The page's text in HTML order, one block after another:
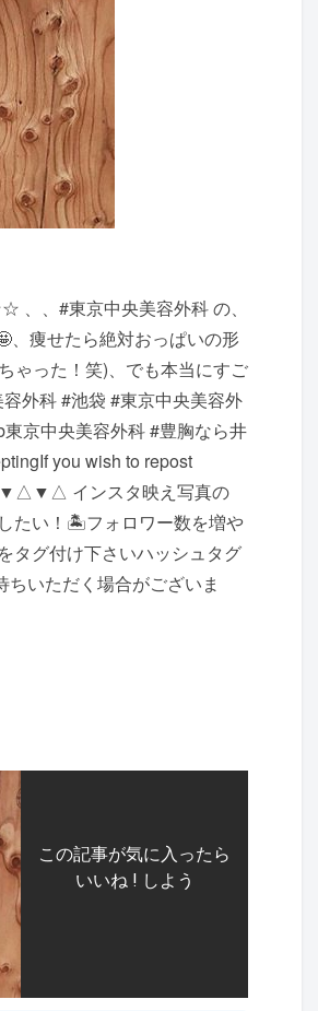
、、#東京中央美容外科 の、
、痩せたら絶対おっぱいの形
ゃった！笑)、でも本当にすご
外科 #池袋 #東京中央美容外
京中央美容外科 #豊胸なら井
you wish to repost
インスタ映え写真の
たい！ 🏝フォロワー数を増や
タグ付け下さい️ ハッシュタグ
いただく場合がございま
この記事が気に入ったら
いいね ! しよう